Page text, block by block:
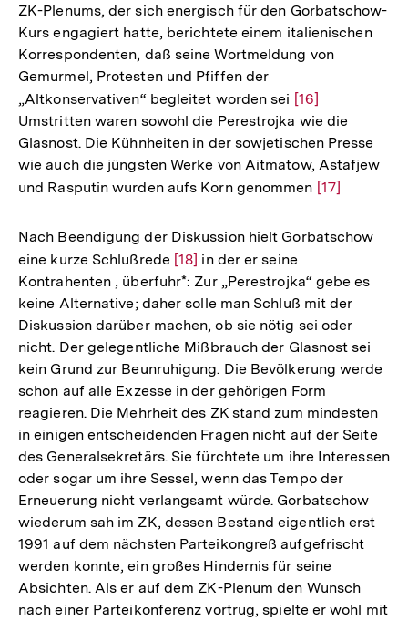
ZK-Plenums, der sich energisch für den Gorbatschow-
Kurs engagiert hatte, berichtete einem italienischen
Korrespondenten, daß seine Wortmeldung von
Gemurmel, Protesten und Pfiffen der
„Altkonservativen“ begleitet worden sei Zur
Auflösung
der
Fußnote
[16]
Umstritten waren sowohl die Perestrojka wie die
Glasnost. Die Kühnheiten in der sowjetischen Presse
wie auch die jüngsten Werke von Aitmatow, Astafjew
und Rasputin wurden aufs Korn genommen Zur
der
[17]
Nach Beendigung der Diskussion hielt Gorbatschow
eine kurze Schlußrede Zur
Auflösung
der
Fußnote
[18] in der er seine
Kontrahenten , überfuhr*: Zur „Perestrojka“ gebe es
keine Alternative; daher solle man Schluß mit der
Diskussion darüber machen, ob sie nötig sei oder
nicht. Der gelegentliche Mißbrauch der Glasnost sei
kein Grund zur Beunruhigung. Die Bevölkerung werde
schon auf alle Exzesse in der gehörigen Form
reagieren. Die Mehrheit des ZK stand zum mindesten
in einigen entscheidenden Fragen nicht auf der Seite
des Generalsekretärs. Sie fürchtete um ihre Interessen
oder sogar um ihre Sessel, wenn das Tempo der
Erneuerung nicht verlangsamt würde. Gorbatschow
wiederum sah im ZK, dessen Bestand eigentlich erst
1991 auf dem nächsten Parteikongreß aufgefrischt
werden konnte, ein großes Hindernis für seine
Absichten. Als er auf dem ZK-Plenum den Wunsch
nach einer Parteikonferenz vortrug, spielte er wohl mit